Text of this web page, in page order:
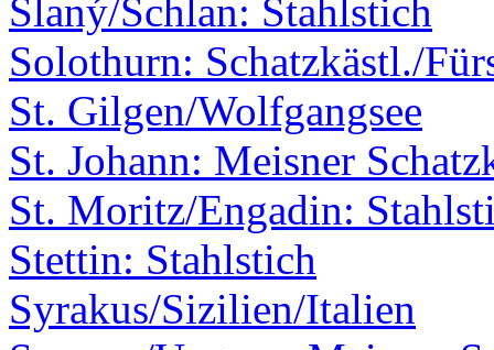
Slaný/Schlan: Stahlstich
Solothurn: Schatzkästl./
St. Gilgen/Wolfgangsee
St. Johann: Meisner
St. Moritz/Engadin:
Stettin: Stahlstich
Syrakus/Sizilien/Italien